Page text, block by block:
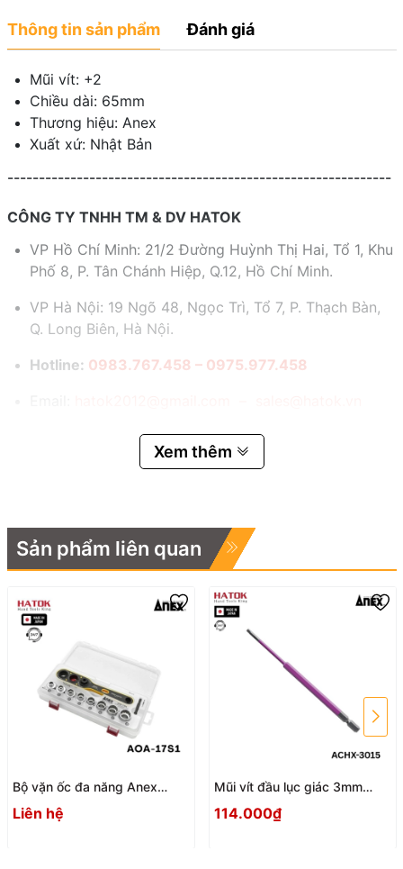
Thông tin sản phẩm Đánh giá
Mũi vít: +2
Chiều dài: 65mm
Thương hiệu: Anex
Xuất xứ: Nhật Bản
-------------------------------------------------------------
CÔNG TY TNHH TM & DV HATOK
VP Hồ Chí Minh: 21/2 Đường Huỳnh Thị Hai, Tổ 1, Khu
Phố 8, P. Tân Chánh Hiệp, Q.12, Hồ Chí Minh.
VP Hà Nội: 19 Ngõ 48, Ngọc Trì, Tổ 7, P. Thạch Bàn,
Q. Long Biên, Hà Nội.
Hotline: 0983.767.458 – 0975.977.458
Xem thêm
Sản phẩm liên quan
Bộ vặn ốc đa năng Anex
AOA-17S1 Nhật Bản
Liên hệ
Mũi vít đầu lục giác 3mm
114.000₫